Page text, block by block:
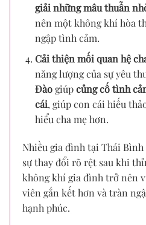
giải những mâu thuẫn
nên một không khí hòa
ngập tình cảm.
Cải thiện mối quan hệ
năng lượng của sự yêu
Đàogiúpcủng cố tình
cái, giúp con cái hiếu
hiểu cha mẹ hơn.
Nhiều gia đình tại Thái Bình
sự thay đổi rõ rệt sau khi
không khí gia đình trở nên
viên gắn kết hơn và tràn
hạnh phúc.